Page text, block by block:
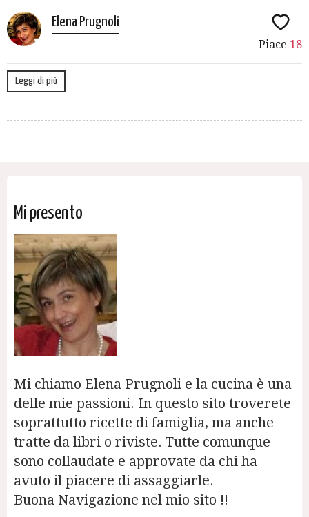
Elena Prugnoli
Piace 18
Leggi di più
Mi presento
Mi chiamo Elena Prugnoli e la cucina è una
delle mie passioni. In questo sito troverete
soprattutto ricette di famiglia, ma anche
tratte da libri o riviste. Tutte comunque
sono collaudate e approvate da chi ha
avuto il piacere di assaggiarle.
Buona Navigazione nel mio sito !!